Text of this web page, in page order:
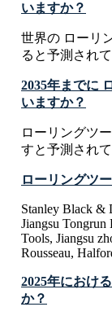
いますか？
世界の ローリ
ると予測されて
2035年までに
いますか？
ローリングツ
すと予測されて
ローリングツ
Stanley Black &
Jiangsu
Tools, Jiangsu
Rousseau,
2025年におけ
か？